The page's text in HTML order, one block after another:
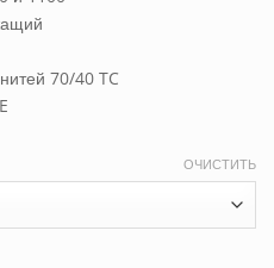
70/40 TC
ОЧИСТИТЬ